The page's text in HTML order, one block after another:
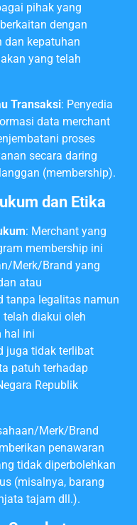
pihak yang
dengan
dan kepatuhan
yang telah
Transaksi: Penyedia
data merchant
proses
secara daring
(membership).
dan Etika
: Merchant yang
membership ini
Merk/Brand yang
atau
tanpa legalitas namun
diakui oleh
hal ini
juga tidak terlibat
patuh terhadap
Republik
Merk/Brand
penawaran
tidak diperbolehkan
(misalnya, barang
tajam dll.).